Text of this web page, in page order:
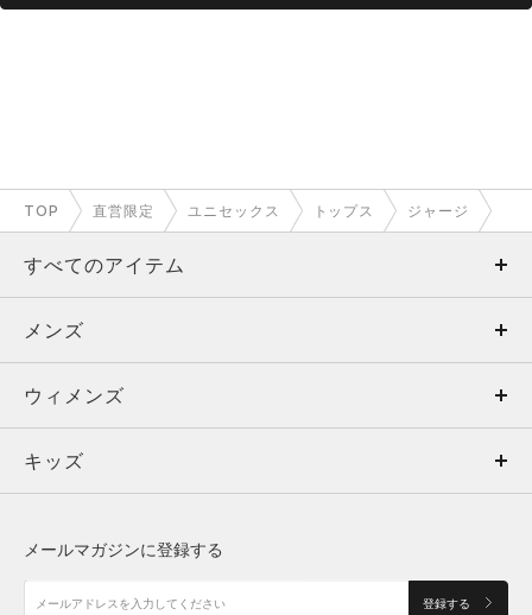
TOP 直営限定 ユニセックス トップス ジャージ
すべてのアイテム
メンズ
ウィメンズ
キッズ
アクセサリー
メンズ
トップス
ボトムス
アクセサリー
ウィメンズ
トップス
シューズ
キッズ
メールマガジンに登録する
登録する